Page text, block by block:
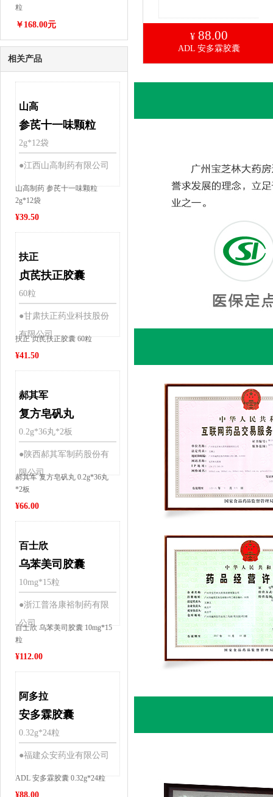
粒
￥168.00元
相关产品
山高
参芪十一味颗粒
2g*12袋
●江西山高制药有限公司
山高制药 参芪十一味颗粒
2g*12袋
¥39.50
扶正
贞芪扶正胶囊
60粒
●甘肃扶正药业科技股份
有限公司
扶正 贞芪扶正胶囊 60粒
¥41.50
郝其军
复方皂矾丸
0.2g*36丸*2板
●陕西郝其军制药股份有
限公司
郝其军 复方皂矾丸 0.2g*36丸
*2板
¥66.00
百士欣
乌苯美司胶囊
10mg*15粒
●浙江普洛康裕制药有限
公司
百士欣 乌苯美司胶囊 10mg*15
粒
¥112.00
阿多拉
安多霖胶囊
0.32g*24粒
●福建众安药业有限公司
ADL 安多霖胶囊 0.32g*24粒
¥88.00
¥ 88.00
ADL 安多霖胶囊